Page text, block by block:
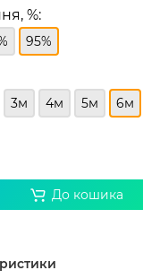
%:
95%
3м 4м 5м 6м
До кошика